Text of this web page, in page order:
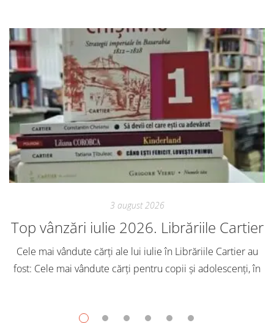
3 august 2026
Top vânzări iulie 2026. Librăriile Cartier
Cele mai vândute cărți ale lui iulie în Librăriile Cartier au
fost: Cele mai vândute cărți pentru copii și adolescenți, în